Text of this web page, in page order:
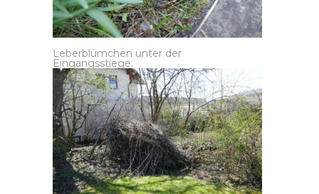
Leberblümchen unter der
Eingangsstiege.